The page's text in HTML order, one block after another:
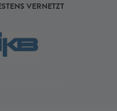
VERNETZT